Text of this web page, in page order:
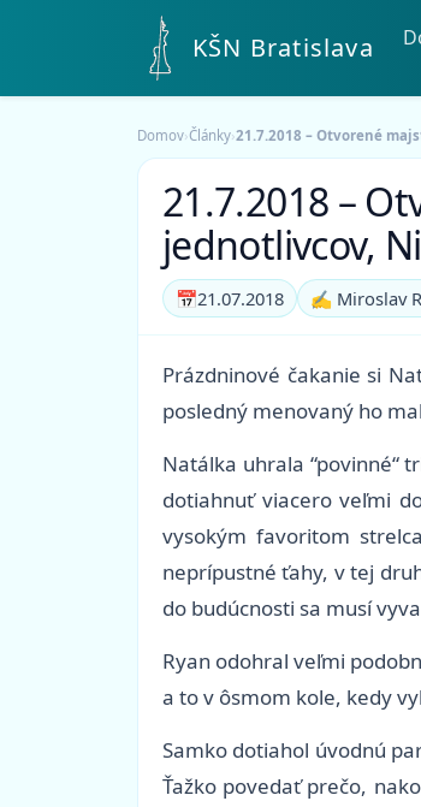
KŠN Bratislava
Domov›Články›21.7.2018 – Otvorené
21.7.2018 –
jednotlivcov,
📅21.07.2018 ✍️ Miroslav
Prázdninové čakanie si
posledný menovaný ho
Natálka uhrala “povinné“
dotiahnuť viacero veľmi
vysokým favoritom
neprípustné ťahy, v tej
do budúcnosti sa musí
Ryan odohral veľmi
a to v ôsmom kole, kedy
Samko dotiahol úvodnú
Ťažko povedať prečo,